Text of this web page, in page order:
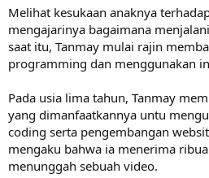
Melihat kesukaan anaknya
mengajarinya bagaimana
saat itu, Tanmay mulai rajin
programming dan menggunakan
Pada usia lima tahun, Tanmay
yang dimanfaatkannya untu
coding serta pengembangan
mengaku bahwa ia menerima
menunggah sebuah video.